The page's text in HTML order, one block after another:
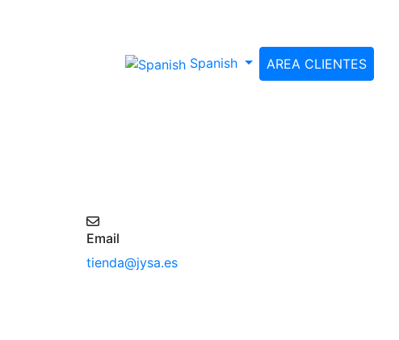
Spanish AREA CLIENTES
Email
tienda@jysa.es